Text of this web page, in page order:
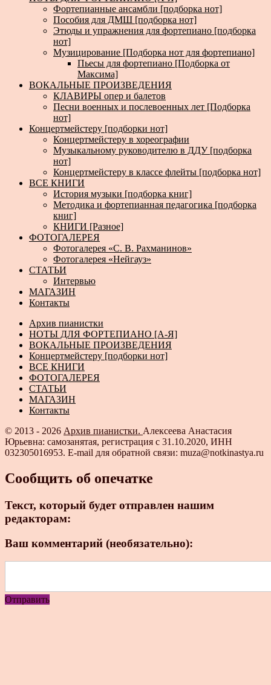
Фортепианные ансамбли [подборка нот]
Пособия для ДМШ [подборка нот]
Этюды и упражнения для фортепиано [подборка
нот]
Музицирование [Подборка нот для фортепиано]
Пьесы для фортепиано [Подборка от
Максима]
ВОКАЛЬНЫЕ ПРОИЗВЕДЕНИЯ
КЛАВИРЫ опер и балетов
Песни военных и послевоенных лет [Подборка
нот]
Концертмейстеру [подборки нот]
Концертмейстеру в хореографии
Музыкальному руководителю в ДДУ [подборка
нот]
Концертмейстеру в классе флейты [подборка нот]
ВСЕ КНИГИ
История музыки [подборка книг]
Методика и фортепианная педагогика [подборка
книг]
КНИГИ [Разное]
ФОТОГАЛЕРЕЯ
Фотогалерея «С. В. Рахманинов»
Фотогалерея «Нейгауз»
СТАТЬИ
Интервью
МАГАЗИН
Контакты
Архив пианистки
НОТЫ ДЛЯ ФОРТЕПИАНО [А-Я]
ВОКАЛЬНЫЕ ПРОИЗВЕДЕНИЯ
Концертмейстеру [подборки нот]
ВСЕ КНИГИ
ФОТОГАЛЕРЕЯ
СТАТЬИ
МАГАЗИН
Контакты
© 2013 - 2026 Архив пианистки. Алексеева Анастасия
Юрьевна: самозанятая, регистрация с 31.10.2020, ИНН
032305016953. E-mail для обратной связи: muza@notkinastya.ru
Сообщить об опечатке
Текст, который будет отправлен нашим
редакторам:
Ваш комментарий (необязательно):
Отправить